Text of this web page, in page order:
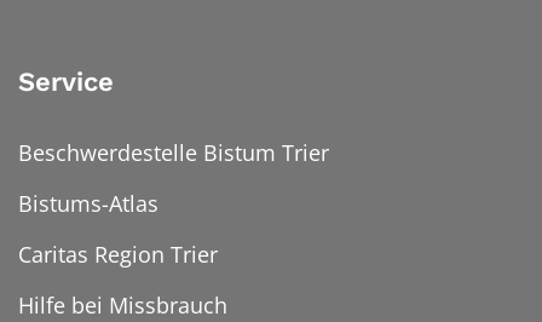
Service
Beschwerdestelle Bistum Trier
Bistums-Atlas
Caritas Region Trier
Hilfe bei Missbrauch